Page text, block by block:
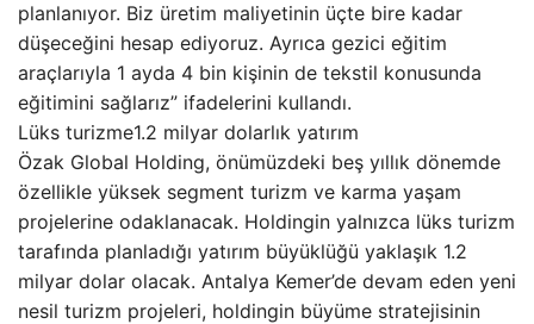
planlanıyor. Biz üretim maliyetinin üçte bire kadar
düşeceğini hesap ediyoruz. Ayrıca gezici eğitim
araçlarıyla 1 ayda 4 bin kişinin de tekstil konusunda
eğitimini sağlarız” ifadelerini kullandı.
Lüks turizme1.2 milyar dolarlık yatırım
Özak Global Holding, önümüzdeki beş yıllık dönemde
özellikle yüksek segment turizm ve karma yaşam
projelerine odaklanacak. Holdingin yalnızca lüks turizm
tarafında planladığı yatırım büyüklüğü yaklaşık 1.2
milyar dolar olacak. Antalya Kemer’de devam eden yeni
nesil turizm projeleri, holdingin büyüme stratejisinin